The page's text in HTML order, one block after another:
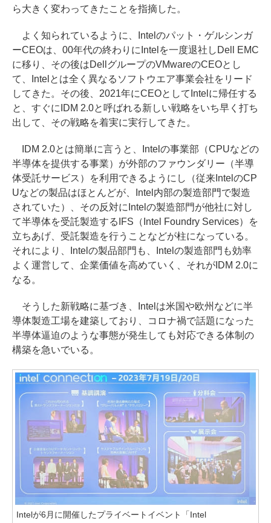
ら大きく変わってきたことを指摘した。
よく知られているように、Intelのパット・ゲルシンガ
ーCEOは、00年代の終わりにIntelを一度退社しDell EMC
に移り、その後はDellグループのVMwareのCEOとし
て、Intelとは全く異なるソフトウエア事業会社をリード
してきた。その後、2021年にCEOとしてIntelに帰任する
と、すぐにIDM 2.0と呼ばれる新しい戦略をいち早く打ち
出して、その戦略を着実に実行してきた。
IDM 2.0とは簡単に言うと、Intelの事業部（CPUなどの
半導体を提供する事業）が外部のファウンダリー（半導
体受託サービス）を利用できるようにし（従来IntelのCP
Uなどの製品はほとんどが、Intel内部の製造部門で製造
されていた）、その反対にIntelの製造部門が他社に対し
て半導体を受託製造するIFS（Intel Foundry Services）を
立ちあげ、受託製造を行うことなどが柱になっている。
それにより、Intelの製品部門も、Intelの製造部門も効率
よく運営して、企業価値を高めていく、それがIDM 2.0に
なる。
そうした新戦略に基づき、Intelは米国や欧州などに半
導体製造工場を建築しており、コロナ禍で話題になった
半導体逼迫のような事態が発生しても対応できる体制の
構築を急いでいる。
Intelが6月に開催したプライベートイベント「Intel